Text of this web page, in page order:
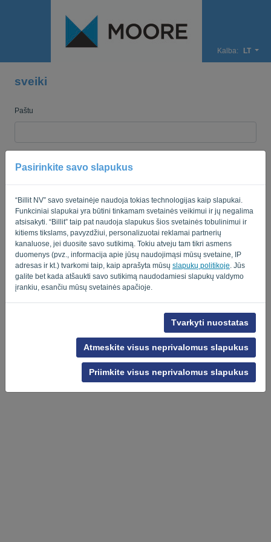
Pasirinkite savo slapukus
“Billit NV” savo svetainėje naudoja tokias technologijas kaip slapukai.
Funkciniai slapukai yra būtini tinkamam svetainės veikimui ir jų negalima
atsisakyti. “Billit” taip pat naudoja slapukus šios svetainės tobulinimui ir
kitiems tikslams, pavyzdžiui, personalizuotai reklamai partnerių
kanaluose, jei duosite savo sutikimą. Tokiu atveju tam tikri asmens
duomenys (pvz., informacija apie jūsų naudojimąsi mūsų svetaine, IP
adresas ir kt.) tvarkomi taip, kaip aprašyta mūsų slapukų politikoje . Jūs
galite bet kada atšaukti savo sutikimą naudodamiesi slapukų valdymo
įrankiu, esančiu mūsų svetainės apačioje.
Tvarkyti nuostatas
Atmeskite visus neprivalomus slapukus
Priimkite visus neprivalomus slapukus
Kalba: LT
sveiki
Paštu
Primink man Pamiršote slaptažodį?
PRISIJUNGTI